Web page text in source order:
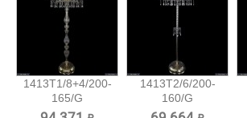
1413T1/8+4/200-
165/G
Хрустальный...
1413T2/6/200-
160/G
Хрустальный